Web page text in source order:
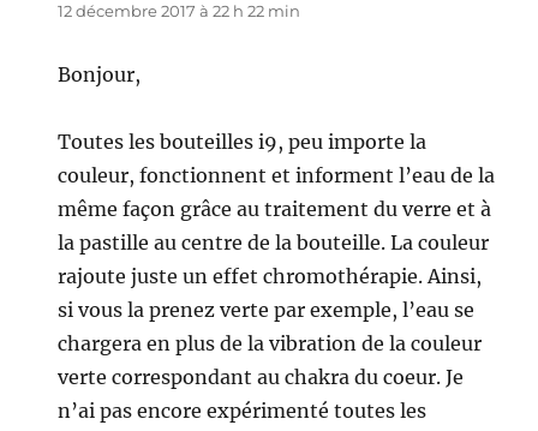
12 décembre 2017 à 22 h 22 min
Bonjour,
Toutes les bouteilles i9, peu importe la
couleur, fonctionnent et informent l’eau de la
même façon grâce au traitement du verre et à
la pastille au centre de la bouteille. La couleur
rajoute juste un effet chromothérapie. Ainsi,
si vous la prenez verte par exemple, l’eau se
chargera en plus de la vibration de la couleur
verte correspondant au chakra du coeur. Je
n’ai pas encore expérimenté toutes les